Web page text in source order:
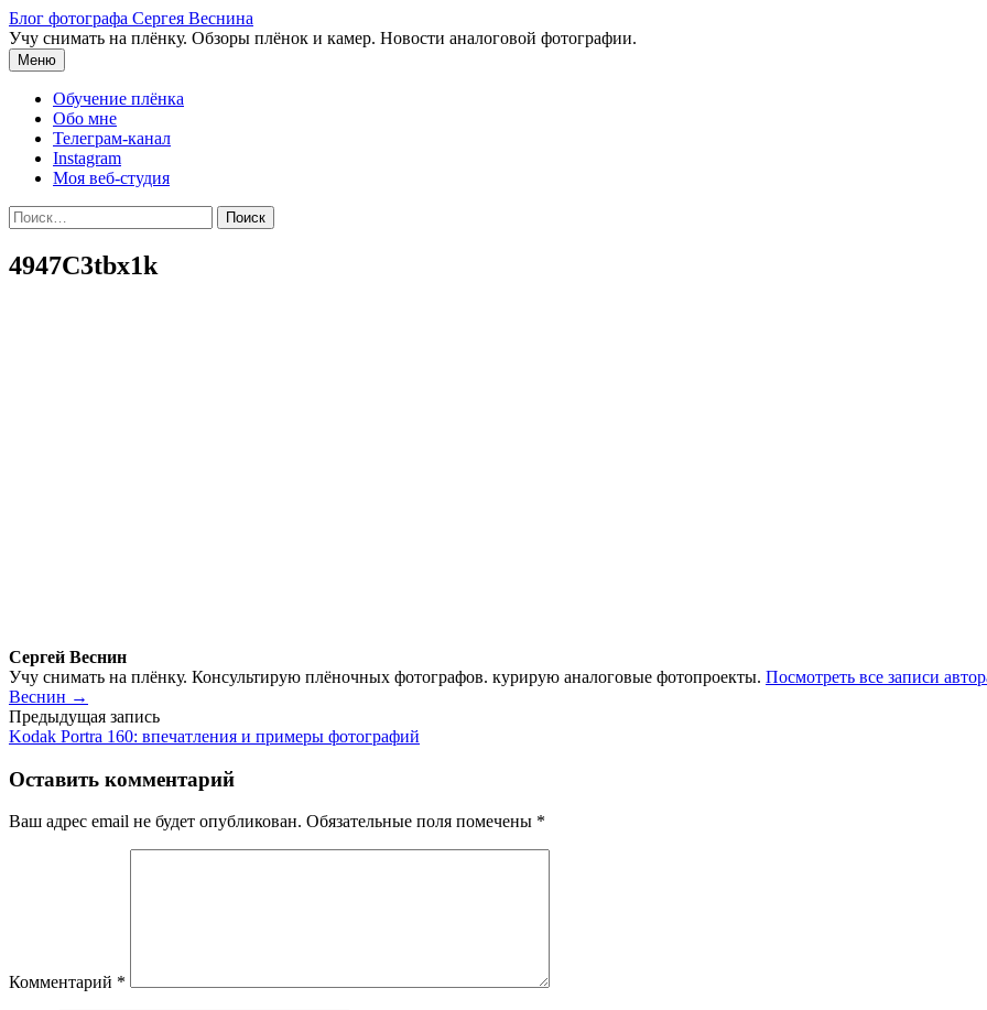
Перейти
к
содержимому
Блог фотографа Сергея Веснина
Учу снимать на плёнку. Обзоры плёнок и камер. Новости аналоговой фотографии.
Меню
Обучение плёнка
Обо мне
Телеграм-канал
Instagram
Моя веб-студия
Найти:
4947C3tbx1k
Сергей Веснин
Учу снимать на плёнку. Консультирую плёночных фотографов. курирую аналоговые фотопроекты. Посмотреть все записи
Веснин →
Навигация
по
записям
Предыдущая запись
Kodak Portra 160: впечатления и примеры фотографий
Оставить комментарий
Ваш адрес email не будет опубликован. Обязательные поля помечены *
Комментарий *